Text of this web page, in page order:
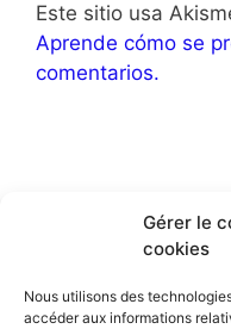
Gérer le
cookies
Nous utilisons des
accéder aux informations
Este sitio usa
Aprende cómo se
comentarios.